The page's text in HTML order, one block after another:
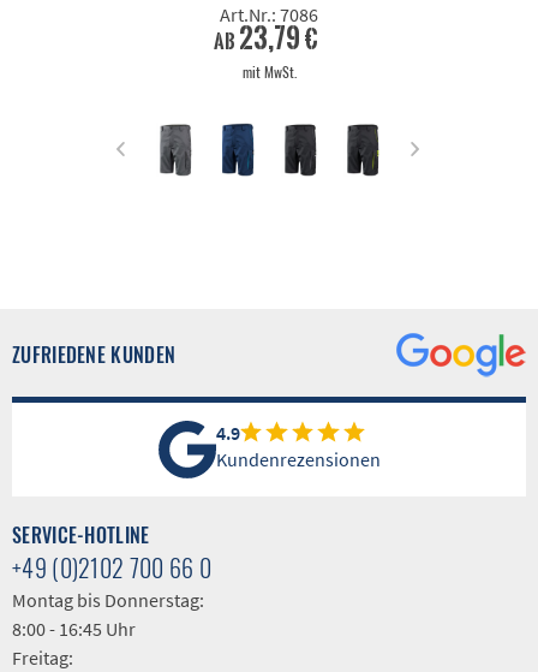
Art.Nr.: 7086
ab 23,79 €
mit MwSt.
ZUFRIEDENE KUNDEN
4.9
Kundenrezensionen
SERVICE-HOTLINE
+49 (0)2102 700 66 0
Montag bis Donnerstag:
8:00 - 16:45 Uhr
Freitag: